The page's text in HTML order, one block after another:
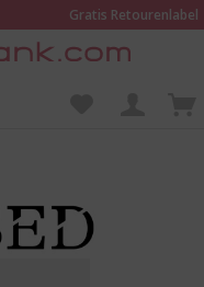
Gratis Retourenlabel
und beraten lassen